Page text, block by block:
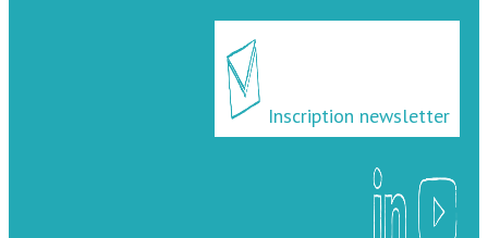
Inscription newsletter